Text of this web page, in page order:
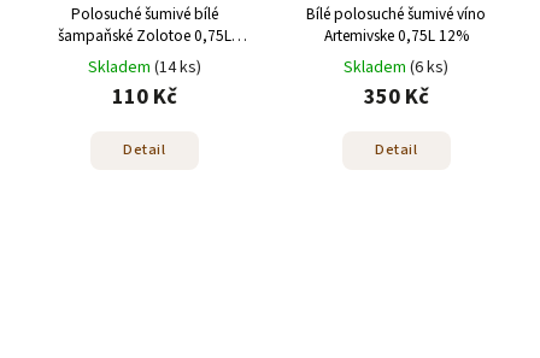
Polosuché šumivé bílé
šampaňské Zolotoe 0,75L
Alk.10%
Skladem (14 ks)
110 Kč
Detail
Bílé polosuché šumivé víno
Artemivske 0,75L 12%
Skladem (6 ks)
350 Kč
Detail